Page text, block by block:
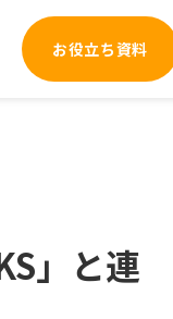
お役立ち資料
」と連